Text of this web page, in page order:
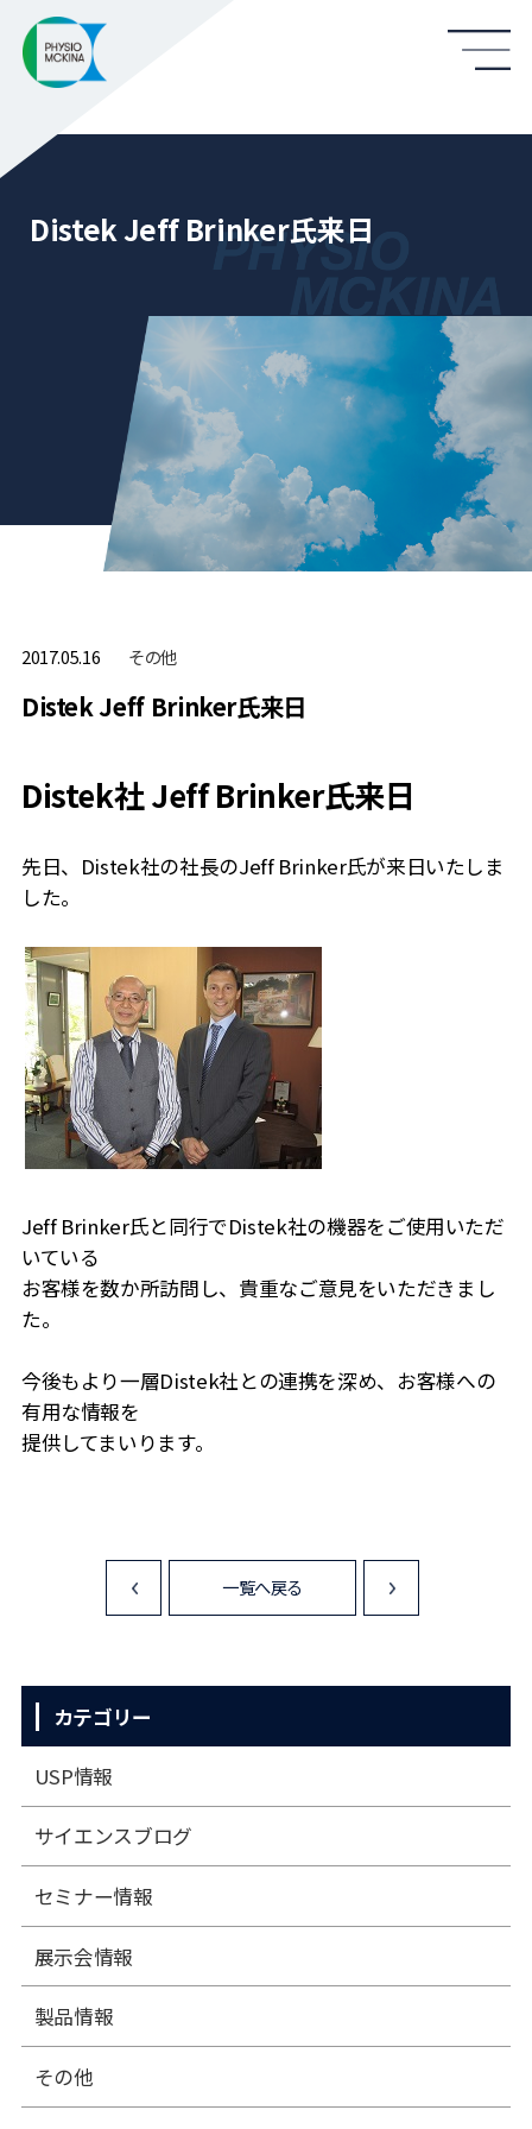
Distek Jeff Brinker氏来日
2017.05.16 その他
Distek Jeff Brinker氏来日
Distek社 JeffBrinker氏来日
先日、Distek社の社長のJeff Brinker氏が来日いたしま
した。
Jeff Brinker氏と同行でDistek社の機器をご使用いただ
いている
お客様を数か所訪問し、貴重なご意見をいただきまし
た。
今後もより一層Distek社との連携を深め、お客様への
有用な情報を
提供してまいります。
<
一覧へ戻る
カテゴリー
USP情報
サイエンスブログ
セミナー情報
展⽰会情報
製品情報
その他